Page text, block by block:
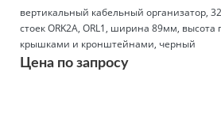
вертикальный кабельный организатор,
стоек ORK2A, ORL1, ширина 89мм,
крышками и кронштейнами, черный
Цена по запросу